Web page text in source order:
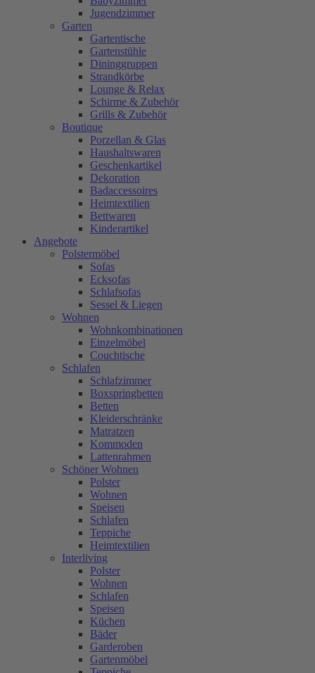
Jugendzimmer
Garten
Gartentische
Gartenstühle
Dininggruppen
Strandkörbe
Lounge & Relax
Schirme & Zubehör
Grills & Zubehör
Boutique
Porzellan & Glas
Haushaltswaren
Geschenkartikel
Dekoration
Badaccessoires
Heimtextilien
Bettwaren
Kinderartikel
Angebote
Polstermöbel
Sofas
Ecksofas
Schlafsofas
Sessel & Liegen
Wohnen
Wohnkombinationen
Einzelmöbel
Couchtische
Schlafen
Schlafzimmer
Boxspringbetten
Betten
Kleiderschränke
Matratzen
Kommoden
Lattenrahmen
Schöner Wohnen
Polster
Wohnen
Speisen
Schlafen
Teppiche
Heimtextilien
Interliving
Polster
Wohnen
Schlafen
Speisen
Küchen
Bäder
Garderoben
Gartenmöbel